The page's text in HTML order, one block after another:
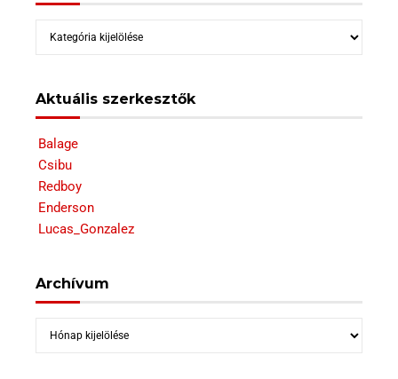
Kategóriák
Aktuális szerkesztők
Balage
Csibu
Redboy
Enderson
Lucas_Gonzalez
Archívum
Archívum